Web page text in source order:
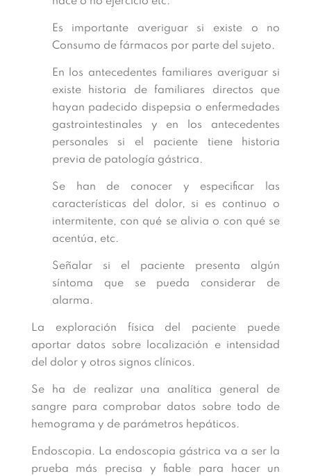
Es importante averiguar si existe o no
Consumo de fármacos por parte del sujeto.
En los antecedentes familiares averiguar si
existe historia de familiares directos que
hayan padecido dispepsia o enfermedades
gastrointestinales y en los antecedentes
personales si el paciente tiene historia
previa de patología gástrica.
Se han de conocer y especificar las
características del dolor, si es continuo o
intermitente, con qué se alivia o con qué se
acentúa, etc.
Señalar si el paciente presenta algún
síntoma que se pueda considerar de
alarma.
La exploración física del paciente puede
aportar datos sobre localización e intensidad
del dolor y otros signos clínicos.
Se ha de realizar una analítica general de
sangre para comprobar datos sobre todo de
hemograma y de parámetros hepáticos.
Endoscopia. La endoscopia gástrica va a ser la
prueba más precisa y fiable para hacer un